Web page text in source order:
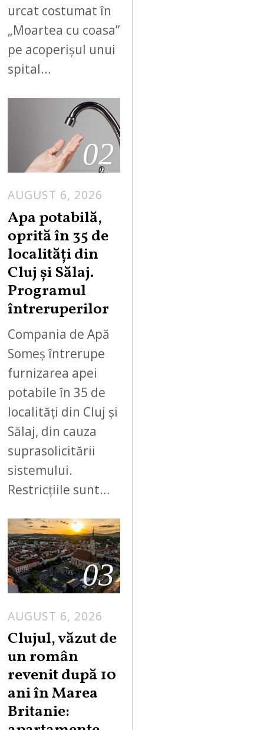
urcat costumat în
„Moartea cu coasa”
pe acoperișul unui
spital…
02
AUGUST 6, 2026
Apa potabilă,
oprită în 35 de
localități din
Cluj și Sălaj.
Programul
întreruperilor
Compania de Apă
Someș întrerupe
furnizarea apei
potabile în 35 de
localități din Cluj și
Sălaj, din cauza
suprasolicitării
sistemului.
Restricțiile sunt…
03
AUGUST 6, 2026
Clujul, văzut de
un român
revenit după 10
ani în Marea
Britanie: